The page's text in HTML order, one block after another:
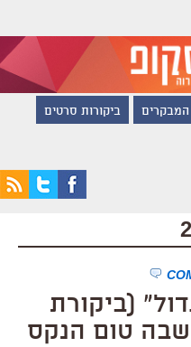
ביקורות סרטים
(ביקורת
טום הנקס